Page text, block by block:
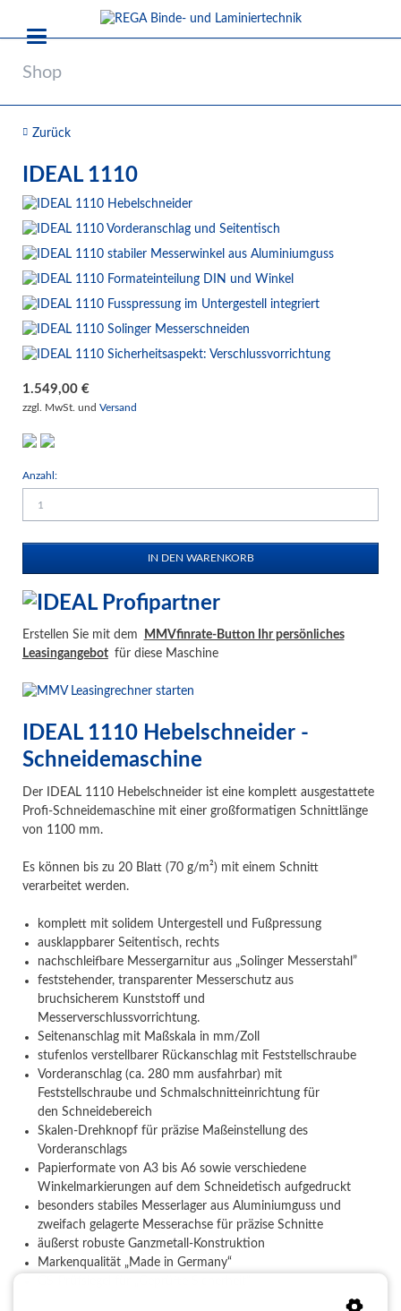
Shop
Zurück
IDEAL 1110
1.549,00 €
zzgl. MwSt. und Versand
Anzahl:
Erstellen Sie mit dem
MMVfinrate-Button Ihr persönliches
Leasingangebot für diese Maschine
IDEAL 1110 Hebelschneider -
Schneidemaschine
Der IDEAL 1110 Hebelschneider ist eine komplett ausgestattete
Profi-Schneidemaschine mit einer großformatigen Schnittlänge
von 1100 mm.
Es können bis zu 20 Blatt (70 g/m²) mit einem Schnitt
verarbeitet werden.
komplett mit solidem Untergestell und Fußpressung
ausklappbarer Seitentisch, rechts
nachschleifbare Messergarnitur aus „Solinger Messerstahl”
feststehender, transparenter Messerschutz aus
bruchsicherem Kunststoff und
Messerverschlussvorrichtung.
Seitenanschlag mit Maßskala in mm/Zoll
stufenlos verstellbarer Rückanschlag mit Feststellschraube
Vorderanschlag (ca. 280 mm ausfahrbar) mit
Feststellschraube und Schmalschnitteinrichtung für
den Schneidebereich
Skalen-Drehknopf für präzise Maßeinstellung des
Vorderanschlags
Papierformate von A3 bis A6 sowie verschiedene
Winkelmarkierungen auf dem Schneidetisch aufgedruckt
besonders stabiles Messerlager aus Aluminiumguss und
zweifach gelagerte Messerachse für präzise Schnitte
äußerst robuste Ganzmetall-Konstruktion
Markenqualität „Made in Germany“